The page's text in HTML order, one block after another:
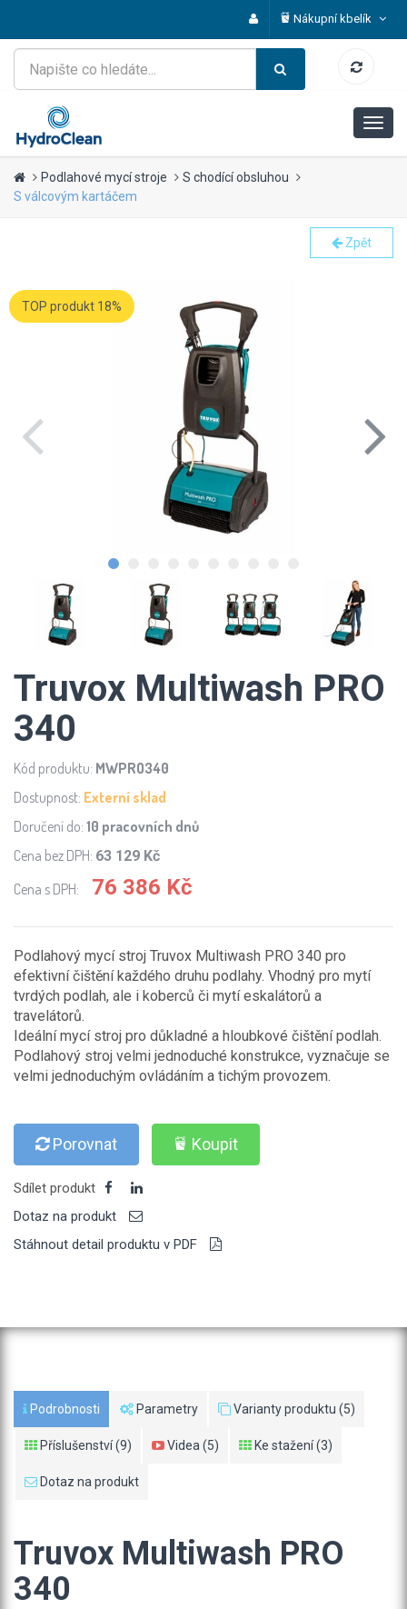
Nákupní kbelík
Podlahové mycí stroje
S chodící obsluhou
S válcovým kartáčem
Zpět
TOP produkt 18%
Truvox Multiwash PRO
340
Kód produktu: MWPRO340
Dostupnost: Externí sklad
Doručení do: 10 pracovních dnů
Cena bez DPH: 63 129 Kč
Cena s DPH: 76 386 Kč
Podlahový mycí stroj Truvox Multiwash PRO 340 pro
efektivní čištění každého druhu podlahy. Vhodný pro mytí
tvrdých podlah, ale i koberců či mytí eskalátorů a
travelátorů.
Ideální mycí stroj pro důkladné a hloubkové čištění podlah.
Podlahový stroj velmi jednoduché konstrukce, vyznačuje se
velmi jednoduchým ovládáním a tichým provozem.
Porovnat Koupit
Sdílet produkt
Dotaz na produkt
Stáhnout detail produktu v PDF
Podrobnosti Parametry Varianty produktu (5)
Příslušenství (9) Videa (5) Ke stažení (3)
Dotaz na produkt
Truvox Multiwash PRO
340